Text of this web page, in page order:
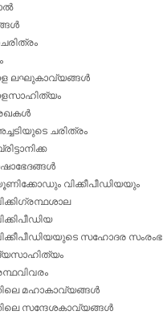
ലഘുകാവ്യങ്ങള്‍
ചരിത്രം
വിക്കീപീഡിയയും
സഹോദര
മഹാകാവ്യങ്ങള്‍
സന്ദേശകാവ്യങ്ങള്‍